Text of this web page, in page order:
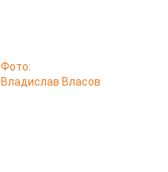
Фото:
Владислав Власов